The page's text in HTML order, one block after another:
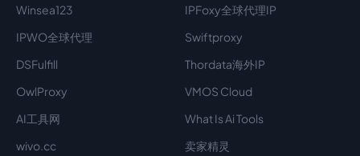
Winsea123
IPFoxy全球代理IP
IPWO全球代理
Swiftproxy
DSFulfill
Thordata海外IP
OwlProxy
VMOS Cloud
AI工具网
What Is Ai Tools
wivo.cc
卖家精灵